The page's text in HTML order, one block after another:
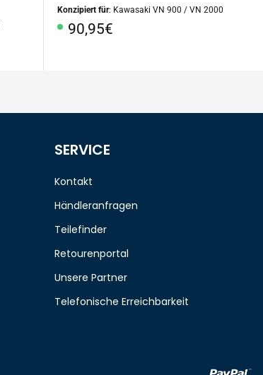
Konzipiert für: Kawasaki VN 900 / VN 2000
Sonderpreis
90,95€
SERVICE
Kontakt
Händleranfragen
Teilefinder
Retourenportal
Unsere Partner
Telefonische Erreichbarkeit